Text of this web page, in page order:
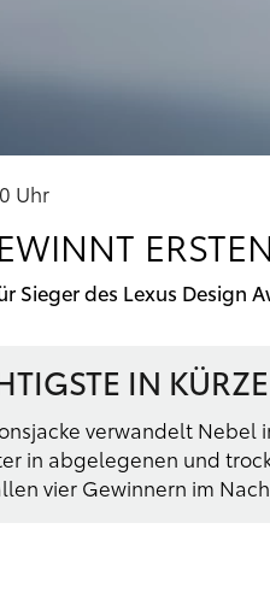
Uhr
Sieger des Lexus Design
IN KÜRZE
verwandelt Nebel
in abgelegenen und
vier Gewinnern im